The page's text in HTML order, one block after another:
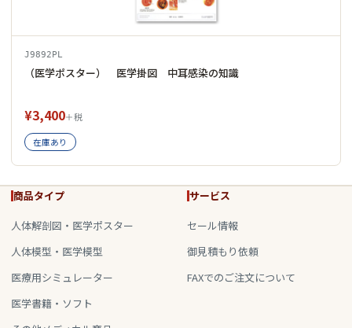
J9892PL
（医学ポスター） 医学掛図 中耳感染の知識
¥3,400＋税
在庫あり
商品タイプ
人体解剖図・医学ポスター
人体模型・医学模型
医療用シミュレーター
医学書籍・ソフト
サービス
セール情報
御見積もり依頼
FAXでのご注文について